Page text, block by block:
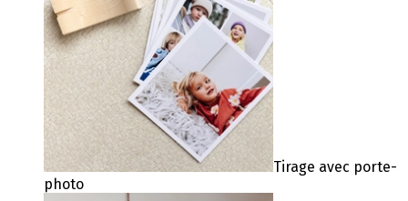
Tirage avec porte-
photo